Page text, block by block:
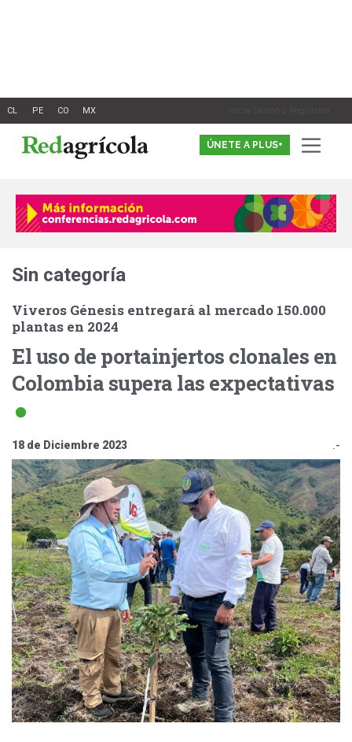
Inicia Sesión o Registrate
ÚNETE A PLUS+
Sin categoría
Viveros Génesis entregará al mercado 150.000
plantas en 2024
El uso de portainjertos clonales en
Colombia supera las expectativas
18 de Diciembre 2023 .-